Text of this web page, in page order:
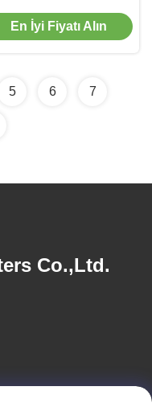
Inç Döner Çarklar
En İyi Fiyatı Alın
5 6 7
Co.,Ltd.